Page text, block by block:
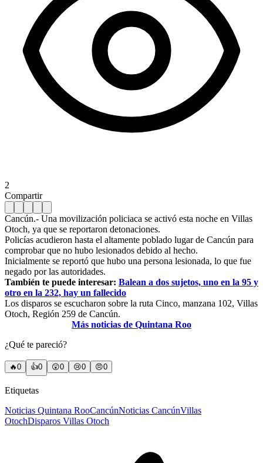
2
Compartir
Cancún.- Una movilización policiaca se activó esta noche en Villas
Otoch, ya que se reportaron detonaciones.
Policías acudieron hasta el altamente poblado lugar de Cancún para
comprobar que no hubo lesionados debido al hecho.
Inicialmente se reportó que hubo una persona lesionada, lo que fue
negado por las autoridades.
También te puede interesar: Balean a dos sujetos, uno en la 95 y
otro en la 232, hay un fallecido
Los disparos se escucharon sobre la ruta Cinco, manzana 102, Villas
Otoch, Región 259 de Cancún.
Más noticias de Quintana Roo
¿Qué te pareció?
🔥0 👍0 😲0 😢0 😠0
Etiquetas
Noticias Quintana RooCancúnNoticias CancúnVillas
OtochDisparos Villas Otoch